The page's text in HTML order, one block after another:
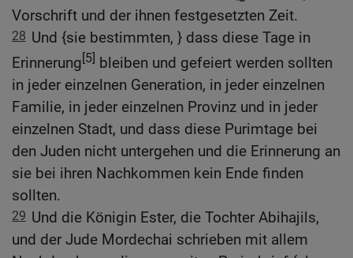
Vorschrift und der ihnen festgesetzten Zeit.
28 Und {sie bestimmten, } dass diese Tage in
Erinnerung[5] bleiben und gefeiert werden sollten
in jeder einzelnen Generation, in jeder einzelnen
Familie, in jeder einzelnen Provinz und in jeder
einzelnen Stadt, und dass diese Purimtage bei
den Juden nicht untergehen und die Erinnerung an
sie bei ihren Nachkommen kein Ende finden
sollten.
29 Und die Königin Ester, die Tochter Abihajils,
und der Jude Mordechai schrieben mit allem